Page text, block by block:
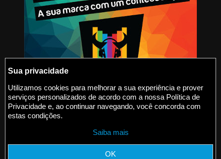
@2015-2026 Moozyca
Sua privacidade
Utilizamos cookies para melhorar a sua experiência e prover
serviços personalizados de acordo com a nossa Política de
Privacidade e, ao continuar navegando, você concorda com
estas condições.
Saiba mais
OK